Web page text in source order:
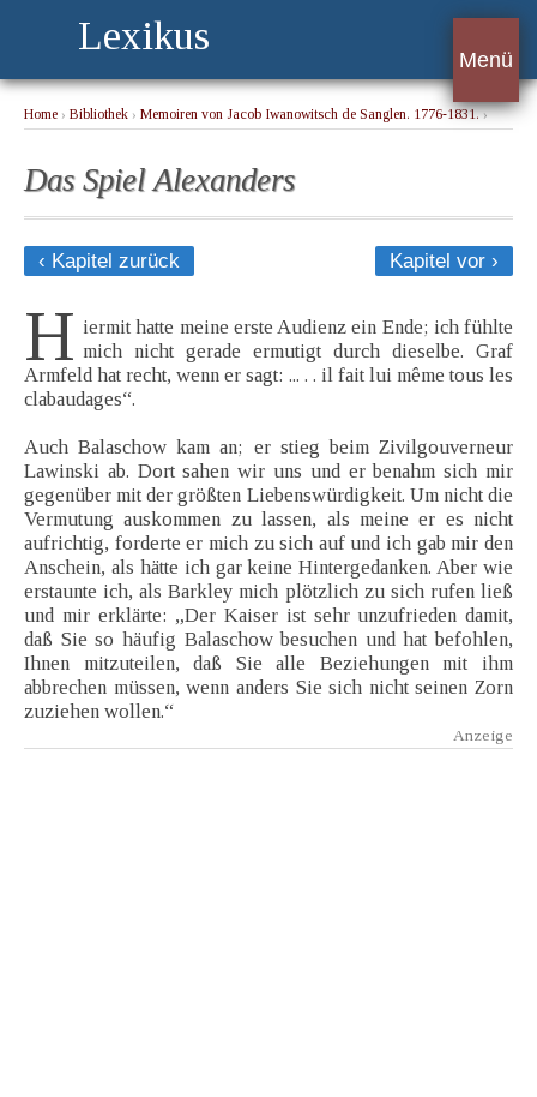
Lexikus
Menü
Home › Bibliothek › Memoiren von Jacob Iwanowitsch de Sanglen. 1776-1831.›
Das Spiel Alexanders
‹ Kapitel zurück Kapitel vor ›
H iermit hatte meine erste Audienz ein Ende; ich fühlte
mich nicht gerade ermutigt durch dieselbe. Graf
Armfeld hat recht, wenn er sagt: ... . . il fait lui même tous les
clabaudages“.
Auch Balaschow kam an; er stieg beim Zivilgouverneur
Lawinski ab. Dort sahen wir uns und er benahm sich mir
gegenüber mit der größten Liebenswürdigkeit. Um nicht die
Vermutung auskommen zu lassen, als meine er es nicht
aufrichtig, forderte er mich zu sich auf und ich gab mir den
Anschein, als hätte ich gar keine Hintergedanken. Aber wie
erstaunte ich, als Barkley mich plötzlich zu sich rufen ließ
und mir erklärte: „Der Kaiser ist sehr unzufrieden damit,
daß Sie so häufig Balaschow besuchen und hat befohlen,
Ihnen mitzuteilen, daß Sie alle Beziehungen mit ihm
abbrechen müssen, wenn anders Sie sich nicht seinen Zorn
zuziehen wollen.“